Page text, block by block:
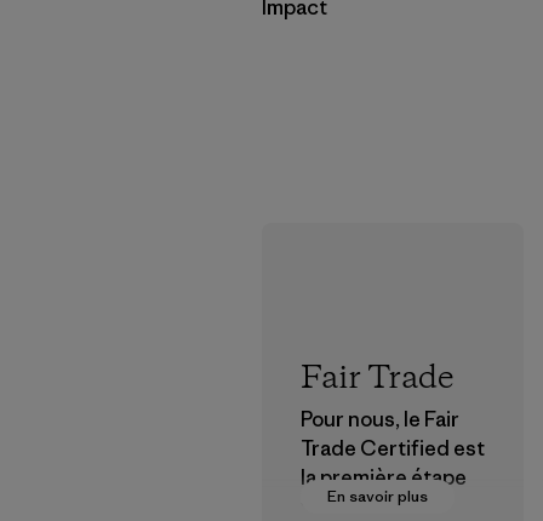
Impact
En savoir plus
Fair Trade
Pour nous, le Fair
Trade Certified est
la première étape
vers des